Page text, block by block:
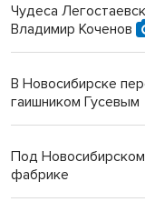
Чудеса
Владимир Коченов
В Новосибирске
гаишником Гусевым
Под
фабрике